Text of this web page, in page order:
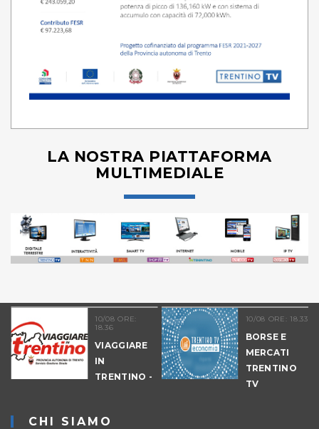
LA NOSTRA PIATTAFORMA
MULTIMEDIALE
10/08 ORE:
18.36
VIAGGIARE
IN
TRENTINO -
10/08 ORE: 18.33
BORSE E
MERCATI
TRENTINO
TV
CHI SIAMO